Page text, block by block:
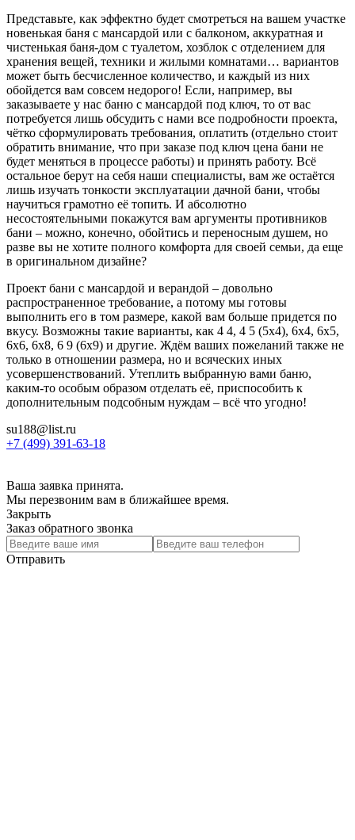
Представьте, как эффектно будет смотреться на вашем участке
новенькая баня с мансардой или с балконом, аккуратная и
чистенькая баня-дом с туалетом, хозблок с отделением для
хранения вещей, техники и жилыми комнатами… вариантов
может быть бесчисленное количество, и каждый из них
обойдется вам совсем недорого! Если, например, вы
заказываете у нас баню с мансардой под ключ, то от вас
потребуется лишь обсудить с нами все подробности проекта,
чётко сформулировать требования, оплатить (отдельно стоит
обратить внимание, что при заказе под ключ цена бани не
будет меняться в процессе работы) и принять работу. Всё
остальное берут на себя наши специалисты, вам же остаётся
лишь изучать тонкости эксплуатации дачной бани, чтобы
научиться грамотно её топить. И абсолютно
несостоятельными покажутся вам аргументы противников
бани – можно, конечно, обойтись и переносным душем, но
разве вы не хотите полного комфорта для своей семьи, да еще
в оригинальном дизайне?
Проект бани с мансардой и верандой – довольно
распространенное требование, а потому мы готовы
выполнить его в том размере, какой вам больше придется по
вкусу. Возможны такие варианты, как 4 4, 4 5 (5х4), 6х4, 6х5,
6х6, 6х8, 6 9 (6х9) и другие. Ждём ваших пожеланий также не
только в отношении размера, но и всяческих иных
усовершенствований. Утеплить выбранную вами баню,
каким-то особым образом отделать её, приспособить к
дополнительным подсобным нуждам – всё что угодно!
su188@list.ru
+7 (499) 391-63-18
Ваша заявка принята.
Мы перезвоним вам в ближайшее время.
Закрыть
Заказ обратного звонка
Отправить